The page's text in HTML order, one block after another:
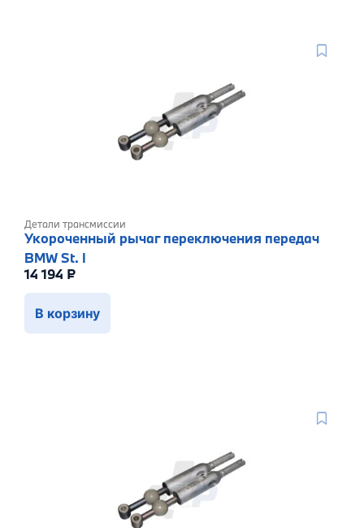
Детали трансмиссии
Укороченный рычаг переключения передач
BMW St. I
14 194 ₽
В корзину